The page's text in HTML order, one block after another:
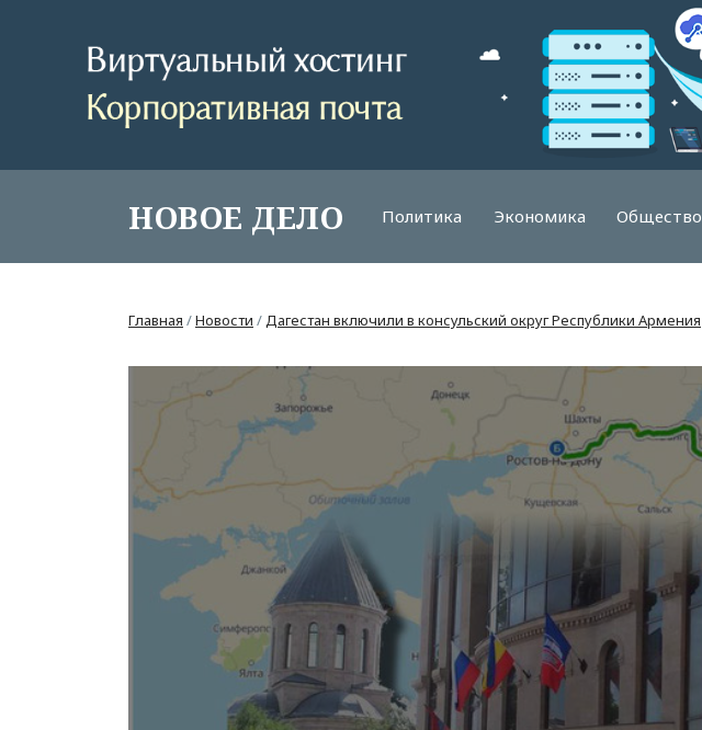
НОВОЕ ДЕЛО Политика Экономика Общество
Главная /Новости /Дагестан включили в консульский округ Республики Армения